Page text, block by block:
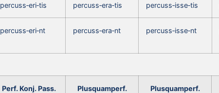
percuss‑eri‑tis percuss‑era‑tis percuss‑isse‑tis
percuss‑eri‑nt percuss‑era‑nt percuss‑isse‑nt
Perf. Konj. Pass.
Plusquamperf.
Plusquamperf.